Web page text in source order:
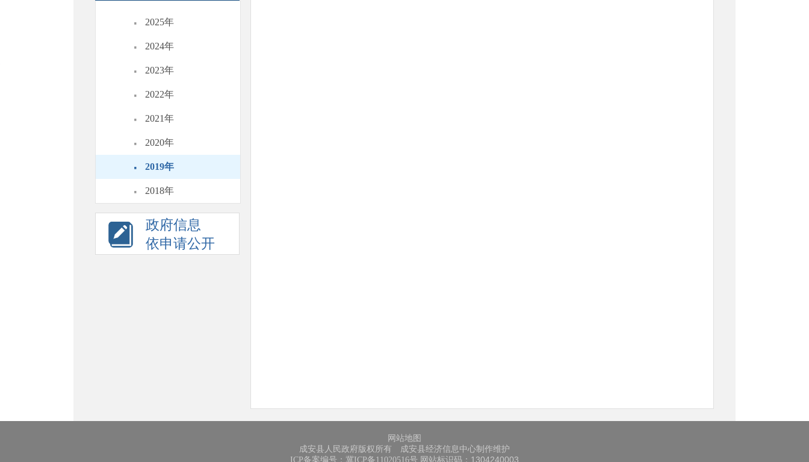
· 2025年
· 2024年
· 2023年
· 2022年
· 2021年
· 2020年
· 2019年
· 2018年
政府信息
依申请公开
网站地图
成安县人民政府版权所有 成安县经济信息中心制作维护
ICP备案编号：冀ICP备11020516号 网站标识码：1304240003